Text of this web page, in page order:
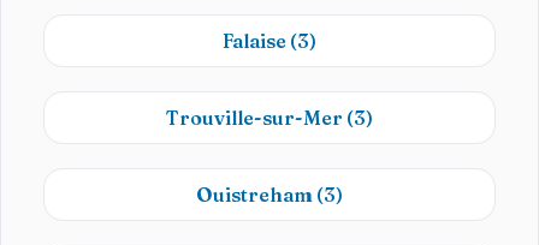
Falaise (3)
Trouville-sur-Mer (3)
Ouistreham (3)